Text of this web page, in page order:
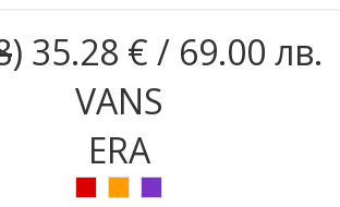
) 35.28 € / 69.00 лв.
VANS
ERA